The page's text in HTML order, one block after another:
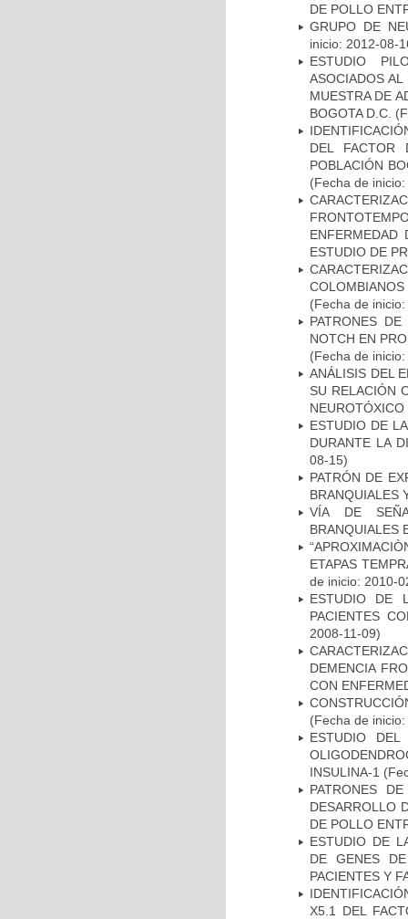
DE POLLO
GRUPO DE
inicio: 2012-08-
ESTUDIO
ASOCIADOS
MUESTRA DE
BOGOTA D.C.
DEL FACTOR
POBLACIÓN
(Fecha de
ENFERMEDAD
ESTUDIO DE
(Fecha de
PATRONES
NOTCH EN
(Fecha de
ANÁLISIS DEL
SU RELACIÓN
NEUROTÓXICO
ESTUDIO DE
DURANTE LA
08-15)
PATRÓN DE
BRANQUIALES
VÍA DE
BRANQUIALES
ETAPAS
de inicio: 2010-
ESTUDIO DE
PACIENTES
2008-11-09)
DEMENCIA
CON
(Fecha de
ESTUDIO
INSULINA-1
PATRONES
DESARROLLO
DE POLLO
ESTUDIO DE
DE GENES
PACIENTES Y
X5.1 DEL